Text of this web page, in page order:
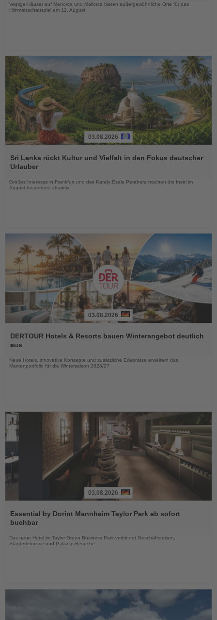
Vestige-Häuser auf Menorca und Mallorca bieten außergewöhnliche Orte für das
Himmelsschauspiel am 12. August
Sie
die
03.08.2026
Sri Lanka rückt Kultur und Vielfalt in den Fokus deutscher
Urlauber
Großes Interesse in Frankfurt und das Kandy Esala Perahera machen die Insel im
August besonders attraktiv
Sie
die
03.08.2026
DERTOUR Hotels & Resorts bauen Winterangebot deutlich
aus
Neue Hotels, innovative Konzepte und zusätzliche Erlebnisse erweitern das
Markenportfolio für die Wintersaison 2026/27
Sie
die
03.08.2026
Essential by Dorint Mannheim Taylor Park ab sofort
buchbar
Das neue Hotel im Taylor Green Business Park verbindet Geschäftsreisen,
Stadterlebnisse und Palazzo-Besuche